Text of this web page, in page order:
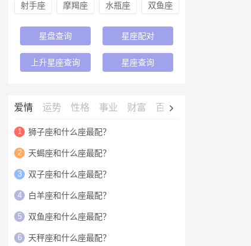
射手座 摩羯座 水瓶座 双鱼座
星盘查询 星座配对
上升星座查询 星座查询
爱情 运势 性格 事业 财富 百科
1 狮子座和什么座最配？
2 天蝎座和什么座最配？
3 双子座和什么座最配？
4 白羊座和什么座最配？
5 双鱼座和什么座最配？
6 天秤座和什么座最配？